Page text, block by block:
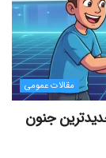
مقالات عمومی
جنون